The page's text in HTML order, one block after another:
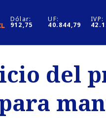
Dólar:
912,75
UF:
40.844,79
IVP:
del
para